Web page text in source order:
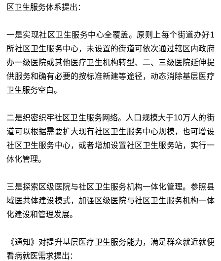
区卫生服务体系提出：
一是实现社区卫生服务中心全覆盖。原则上每个街道办好1
所社区卫生服务中心，未设置的街道可依次通过辖区内政府
办一级医院或其他医疗卫生机构转型、二、三级医院延伸提
供服务和确有必要的按标准新建等途径，动态消除基层医疗
卫生服务空白。
二是织密织牢社区卫生服务网络。人口规模大于10万人的街
道可以根据需要扩大现有社区卫生服务中心规模，也可增设
社区卫生服务中心，或者增加设置社区卫生服务站，实行一
体化管理。
三是探索区级医院与社区卫生服务机构一体化管理。参照县
域医共体建设模式，加强区级医院与社区卫生服务机构一体
化建设和管理发展。
《通知》对提升基层医疗卫生服务能力，满足群众就近就便
看病就医需求提出：